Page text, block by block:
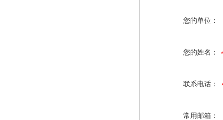
您的单位：
您的姓名：
联系电话：
常用邮箱：